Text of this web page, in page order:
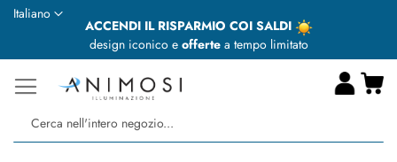
ACCENDI IL RISPARMIO COI SALDI
design iconico e offertea tempo limitato
Lingua
Italiano